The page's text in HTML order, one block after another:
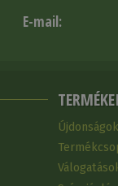
E-mail:
Újdonságok